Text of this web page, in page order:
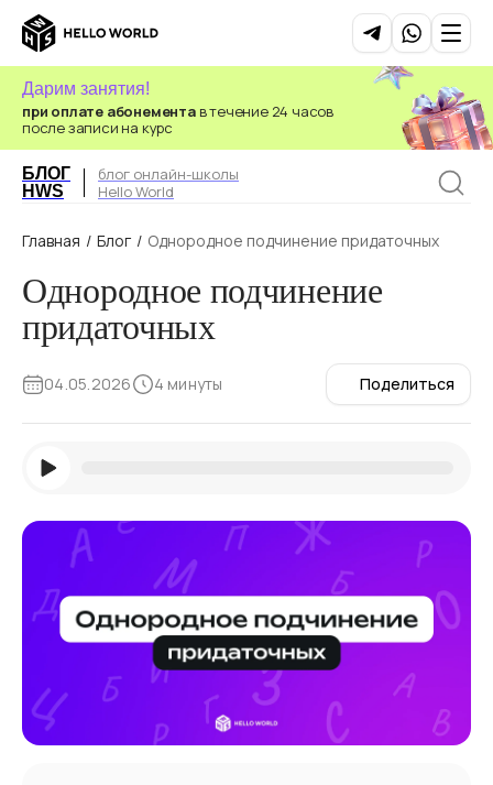
при оплате абонементав течение 24 часов
после записи на курс
Дарим занятия!
БЛОГ
HWS
блог онлайн-школы
Hello World
Главная / Блог / Однородное подчинение придаточных
Однородное подчинение
придаточных
04.05.2026 4 минуты Поделиться